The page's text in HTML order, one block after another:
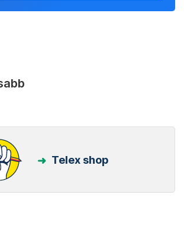
Telex shop